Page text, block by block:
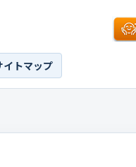
イトマップ